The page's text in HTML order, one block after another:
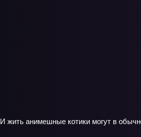
И жить анимешные котики могут в